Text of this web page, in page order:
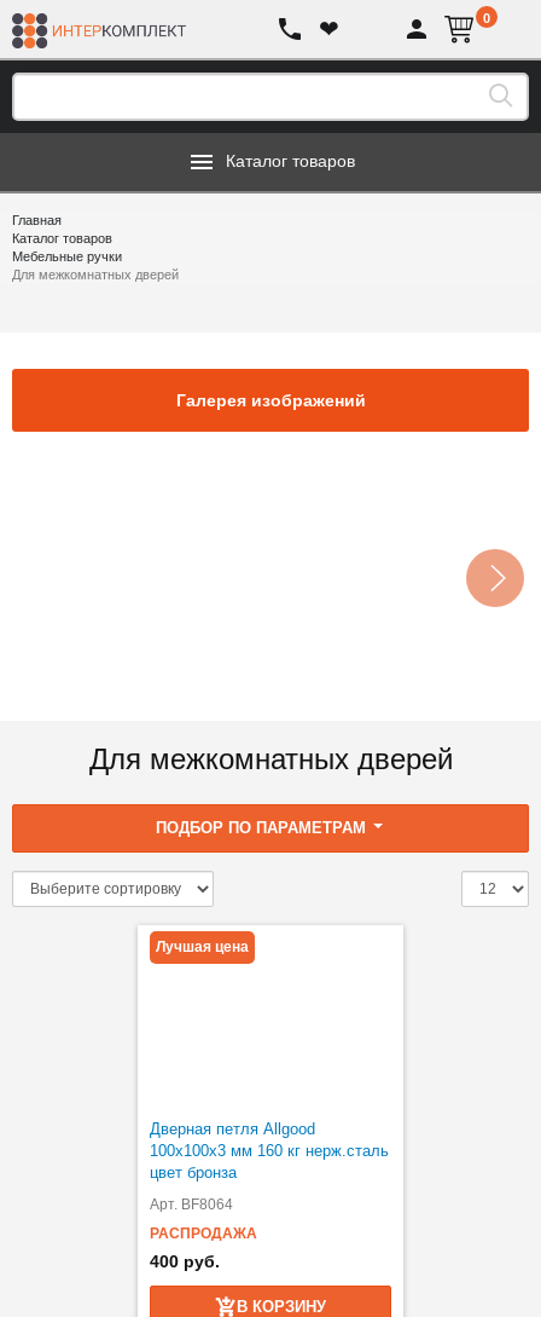
❤ 0
Каталог товаров
Главная
Каталог товаров
Мебельные ручки
Для межкомнатных дверей
Галерея изображений
Для межкомнатных дверей
ПОДБОР ПО ПАРАМЕТРАМ
Лучшая цена
Дверная петля Allgood
100х100х3 мм 160 кг нерж.сталь
цвет бронза
Арт. BF8064
РАСПРОДАЖА
400 руб.
В КОРЗИНУ